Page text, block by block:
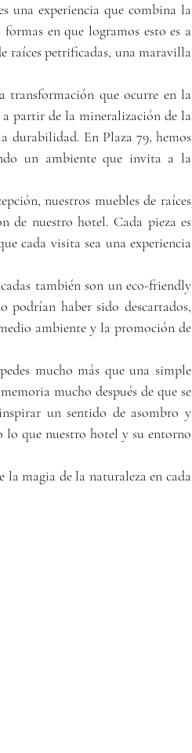
una experiencia que combina la
en que logramos esto es a
raíces petrificadas, una maravilla
transformación que ocurre en la
partir de la mineralización de la
durabilidad. En Plaza 79, hemos
un ambiente que invita a la
nuestros muebles de raíces
de nuestro hotel. Cada pieza es
cada visita sea una experiencia
también son un eco-friendly
haber sido descartados,
ambiente y la promoción de
mucho más que una simple
mucho después de que se
un sentido de asombro y
que nuestro hotel y su entorno
la magia de la naturaleza en cada